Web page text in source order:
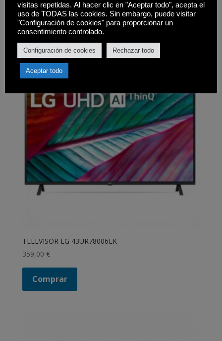
Comprar
TELEVISOR LG 43UR78006LK
359,00 €
Comprar
visitas repetidas. Al hacer clic en "Aceptar todo", acepta el
uso de TODAS las cookies. Sin embargo, puede visitar
"Configuración de cookies" para proporcionar un
consentimiento controlado.
Configuración de cookies Rechazar todo
Aceptar todo